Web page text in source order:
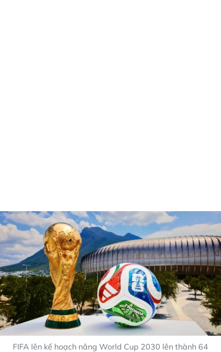
FIFA lên kế hoạch nâng World Cup 2030 lên thành 64